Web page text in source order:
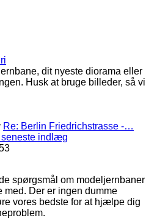
dit nyeste diorama eller
Husk at bruge billeder, så vi
Re: Berlin Friedrichstrasse -…
seneste indlæg
spørgsmål om modeljernbaner
Der er ingen dumme
vores bedste for at hjælpe dig